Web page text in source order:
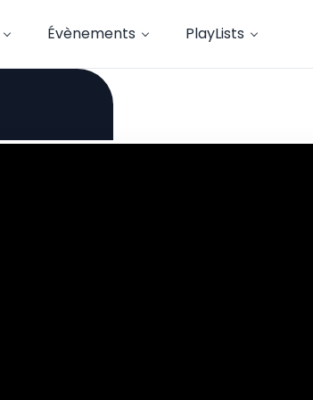
Évènements PlayLists